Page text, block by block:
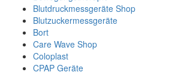
Blutdruckmessgeräte Shop
Blutzuckermessgeräte
Bort
Care Wave Shop
Coloplast
CPAP Geräte